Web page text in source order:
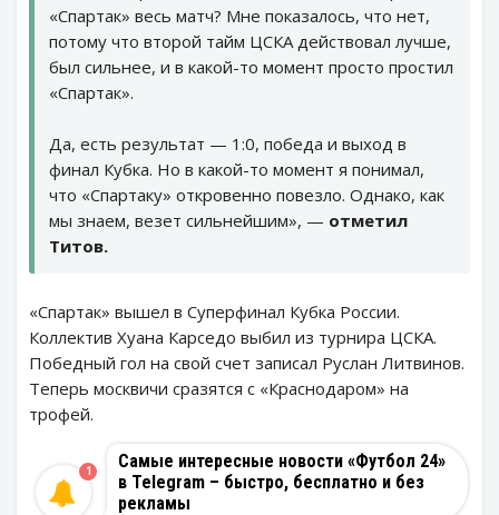
«Спартак» весь матч? Мне показалось, что нет,
потому что второй тайм ЦСКА действовал лучше,
был сильнее, и в какой-то момент просто простил
«Спартак».
Да, есть результат — 1:0, победа и выход в
финал Кубка. Но в какой-то момент я понимал,
что «Спартаку» откровенно повезло. Однако, как
мы знаем, везет сильнейшим», — отметил
Титов.
«Спартак» вышел в Суперфинал Кубка России.
Коллектив Хуана Карседо выбил из турнира ЦСКА.
Победный гол на свой счет записал Руслан Литвинов.
Теперь москвичи сразятся с «Краснодаром» на
трофей.
Самые интересные новости «Футбол 24»
в Telegram – быстро, бесплатно и без
рекламы
1